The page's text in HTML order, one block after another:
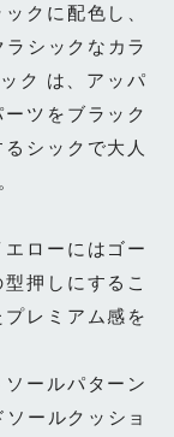
クに配色し、
シックなカラ
ク は、アッパ
ツをブラック
シックで大人
ローにはゴー
押しにするこ
レミアム感を
ールパターン
ールクッショ